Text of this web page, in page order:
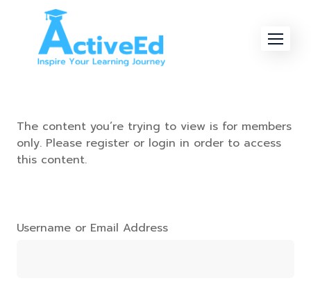
content
The content you’re trying to view is for members
only. Please register or login in order to access
this content.
Username or Email Address